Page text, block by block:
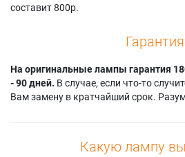
составит 800р.
Гарантия
На оригинальные лампы гарантия
- 90 дней. В случае, если что-то
Вам замену в кратчайший срок.
Какую лампу